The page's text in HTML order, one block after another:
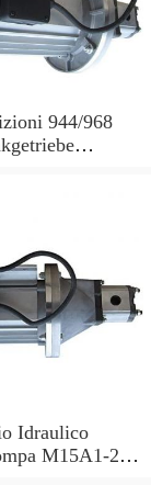
944/968
Idraulico
M15A1-2-